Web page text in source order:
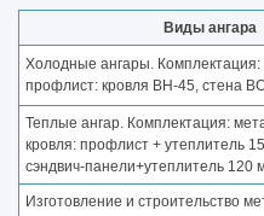
Виды ангара
Холодные ангары. Комплектация:
профлист: кровля ВН-45, стена
Теплые ангар. Комплектация:
кровля: профлист + утеплитель
сэндвич-панели+утеплитель 120
Изготовление и строительство